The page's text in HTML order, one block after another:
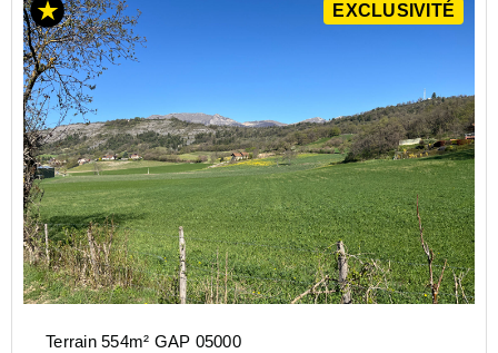
EXCLUSIVITÉ
Terrain 554m² GAP 05000